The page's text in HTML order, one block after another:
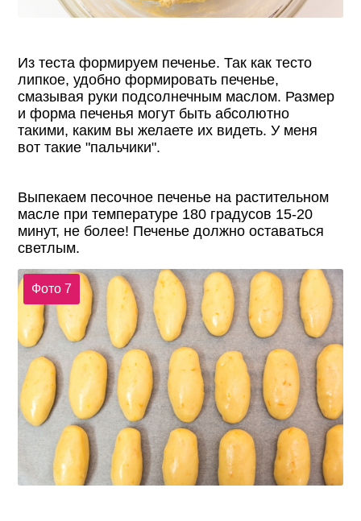
Из теста формируем печенье. Так как тесто
липкое, удобно формировать печенье,
смазывая руки подсолнечным маслом. Размер
и форма печенья могут быть абсолютно
такими, каким вы желаете их видеть. У меня
вот такие "пальчики".
Выпекаем песочное печенье на растительном
масле при температуре 180 градусов 15-20
минут, не более! Печенье должно оставаться
светлым.
Фото 7